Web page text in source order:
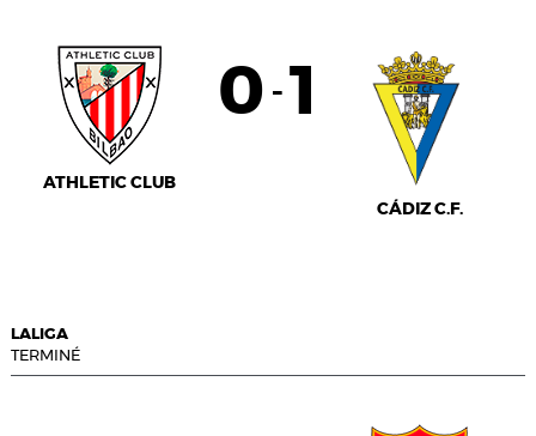
ATHLETIC CLUB
0 - 1
CÁDIZ C.F.
LALIGA
TERMINÉ